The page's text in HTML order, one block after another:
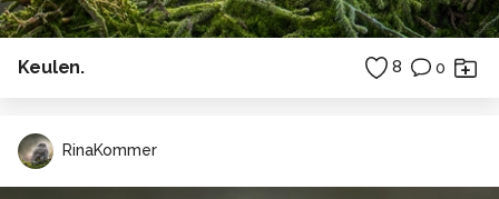
Keulen. 8 0
RinaKommer